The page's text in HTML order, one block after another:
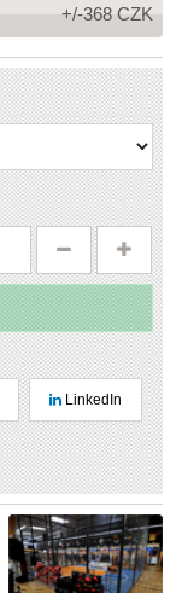
+/-368 CZK
LinkedIn